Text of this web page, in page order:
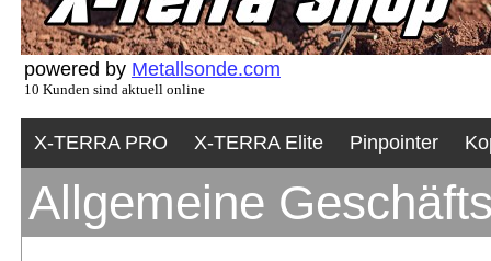
powered by Metallsonde.com
10 Kunden sind aktuell online
X-TERRA PRO X-TERRA Elite Pinpointer
Allgemeine